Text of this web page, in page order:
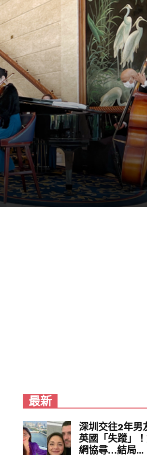
最新
深圳交往2年男
英國「失蹤」
網協尋…結局...